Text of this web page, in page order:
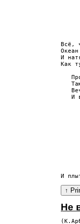
Всё,
И
Как
И
Не